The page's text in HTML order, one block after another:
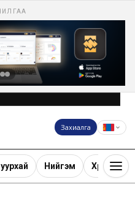
Захиалга
Нийгэм Хөрөнгө